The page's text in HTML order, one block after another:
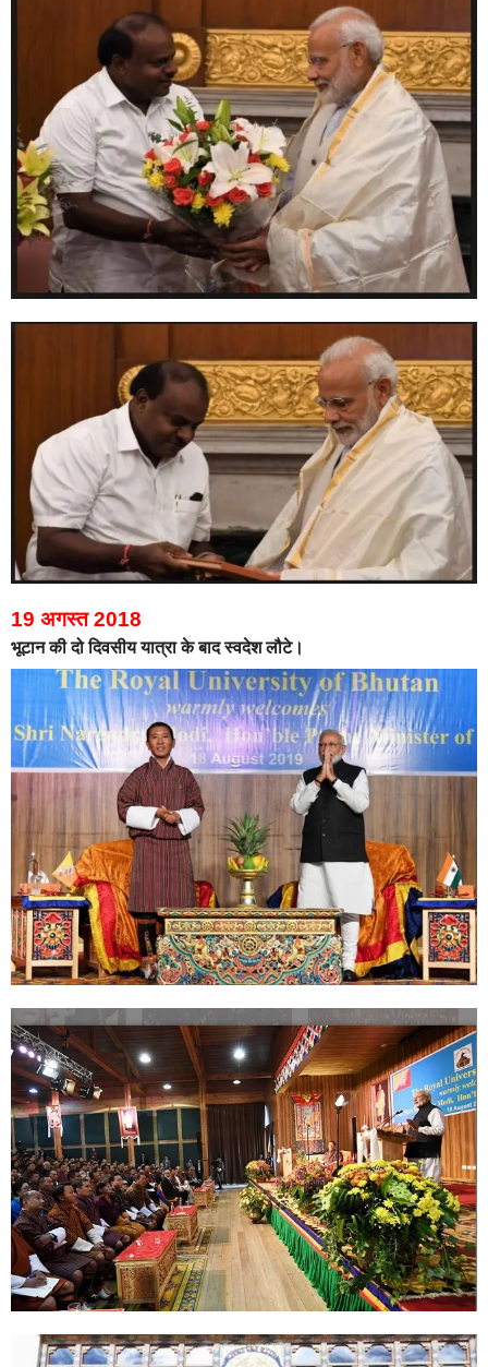
19 अगस्त 2018
भूटान की दो दिवसीय यात्रा के बाद स्वदेश लौटे।